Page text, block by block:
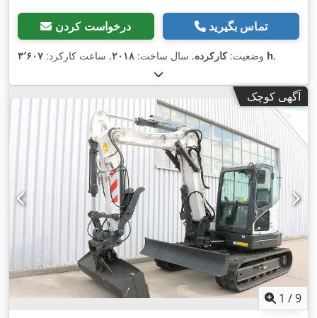
درخواست کردن تماس بگیرید
وضعیت:کارکرده, سال ساخت: ۲۰۱۸, ساعت کارکرد: ۳٬۶۰۷ h,
آگهی کوچک
1 /9